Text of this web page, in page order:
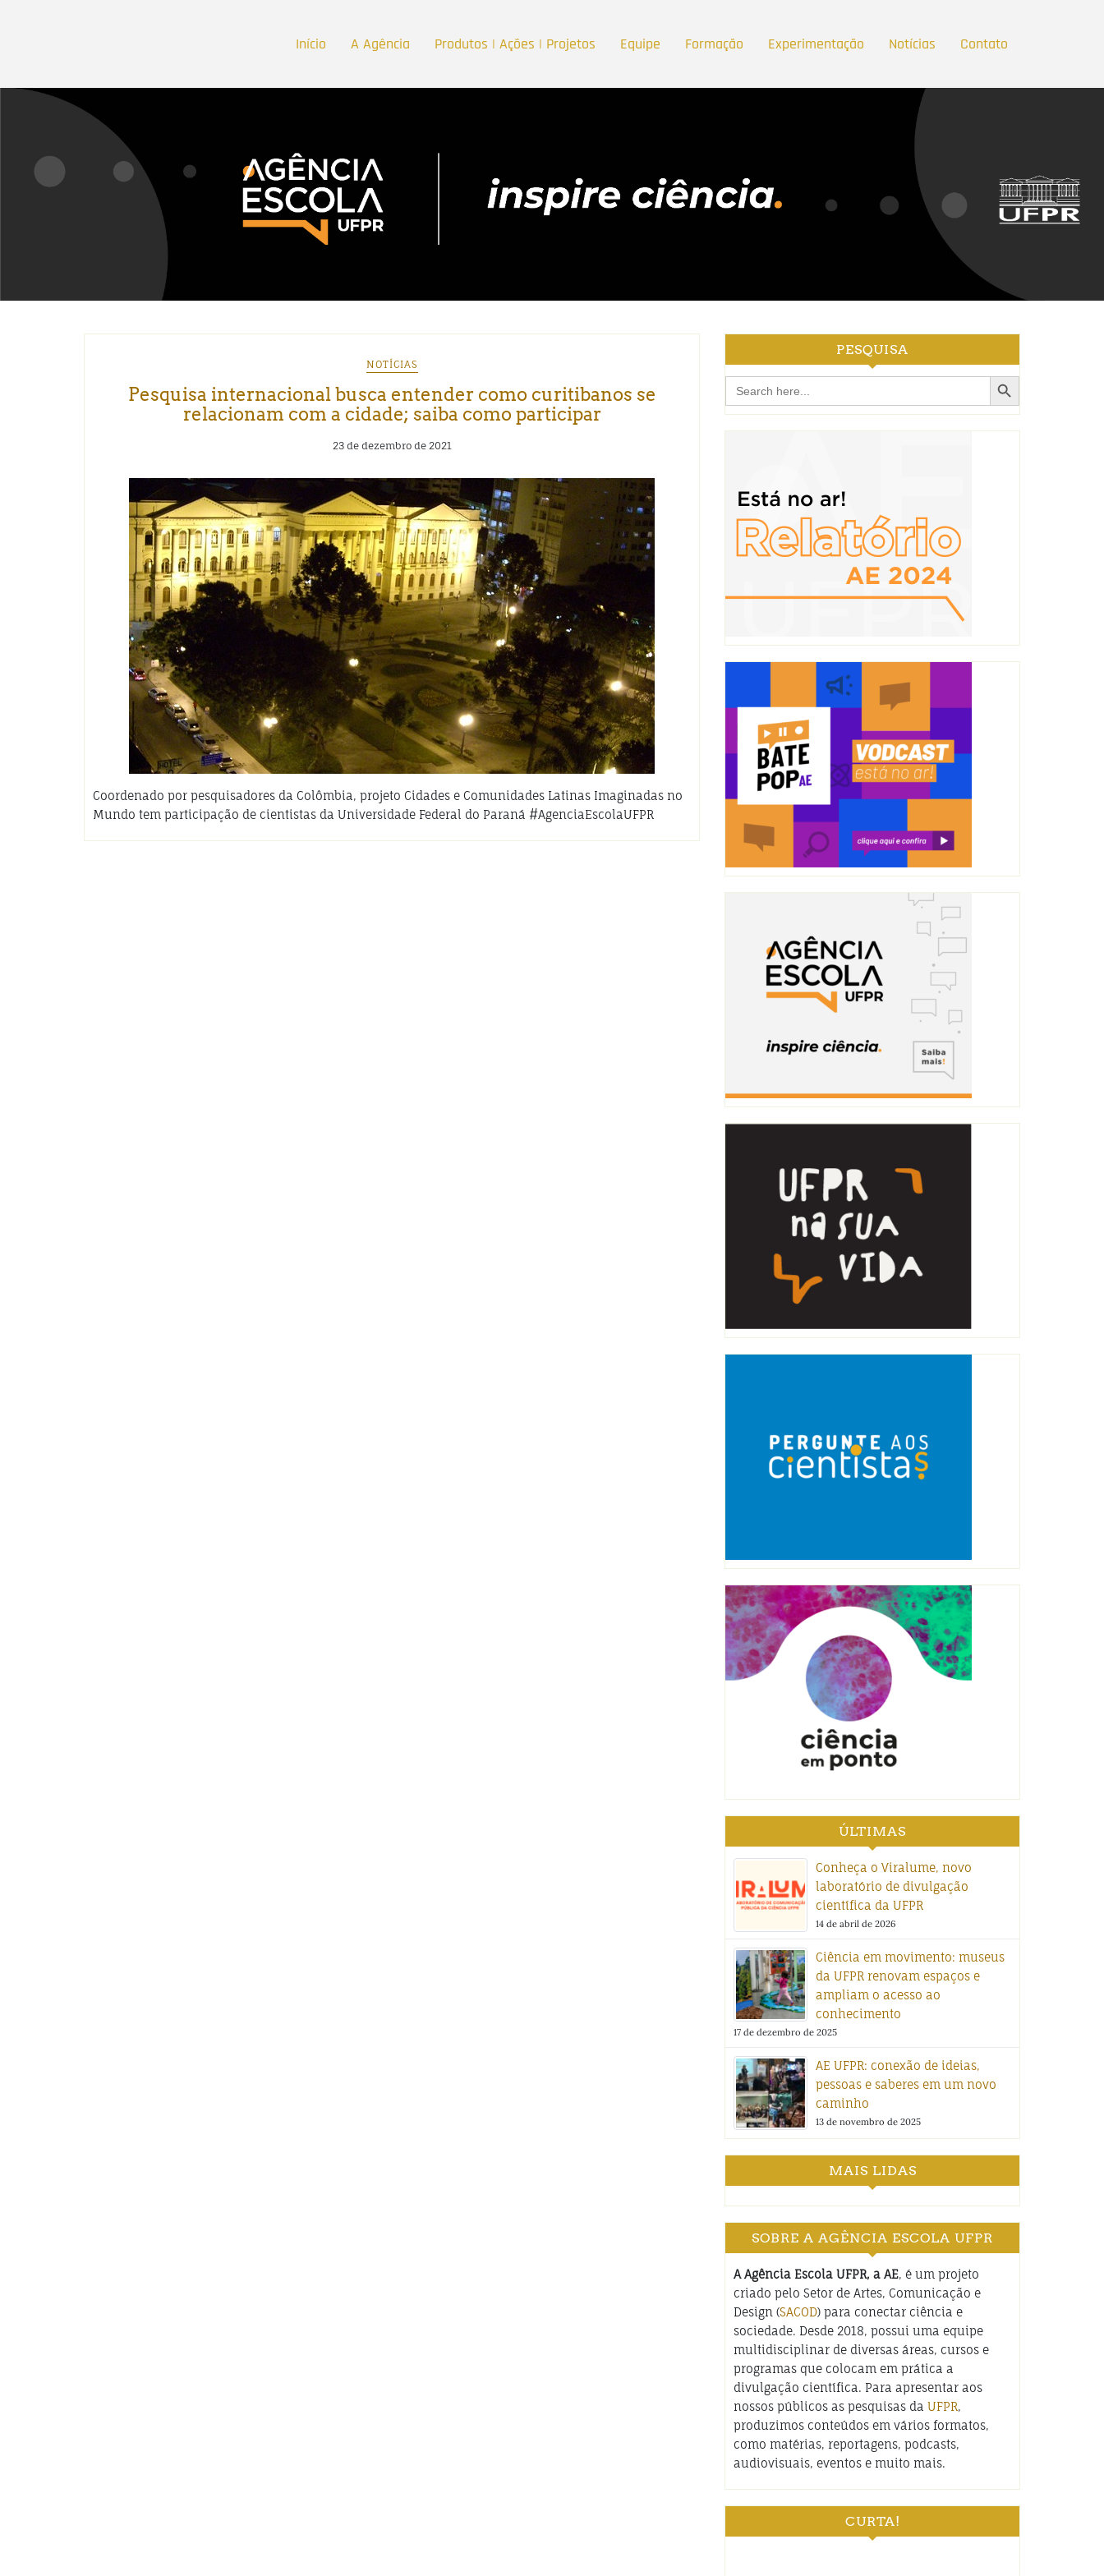
Início A Agência Produtos | Ações | Projetos Equipe Formação Experimentação Notícias Contato
NOTÍCIAS
Pesquisa internacional busca entender como curitibanos se
relacionam com a cidade; saiba como participar
23 de dezembro de 2021
Coordenado por pesquisadores da Colômbia, projeto Cidades e Comunidades Latinas Imaginadas no
Mundo tem participação de cientistas da Universidade Federal do Paraná #AgenciaEscolaUFPR
PESQUISA
Search
for:
Search Button
ÚLTIMAS
Conheça o Viralume, novo
laboratório de divulgação
científica da UFPR
14 de abril de 2026
Ciência em movimento: museus
da UFPR renovam espaços e
ampliam o acesso ao
conhecimento
17 de dezembro de 2025
AE UFPR: conexão de ideias,
pessoas e saberes em um novo
caminho
13 de novembro de 2025
MAIS LIDAS
SOBRE A AGÊNCIA ESCOLA UFPR
A Agência Escola UFPR, a AE, é um projeto
criado pelo Setor de Artes, Comunicação e
Design (SACOD) para conectar ciência e
sociedade. Desde 2018, possui uma equipe
multidisciplinar de diversas áreas, cursos e
programas que colocam em prática a
divulgação científica. Para apresentar aos
nossos públicos as pesquisas da UFPR,
produzimos conteúdos em vários formatos,
como matérias, reportagens, podcasts,
audiovisuais, eventos e muito mais.
CURTA!